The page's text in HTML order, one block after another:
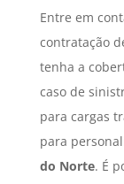
Entre em
contratação
tenha a
caso de
para cargas
para
do Norte. É